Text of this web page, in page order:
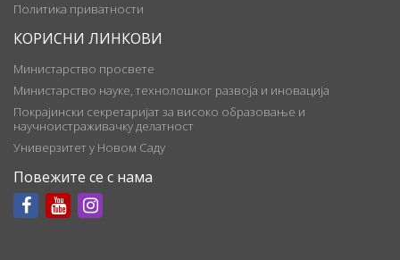
Политика приватности
КОРИСНИ ЛИНКОВИ
Министарство просвете
Министарство науке, технолошког развоја и иновација
Покрајински секретаријат за високо образовање и
научноистраживачку делатност
Универзитет у Новом Саду
Повежите се с нама